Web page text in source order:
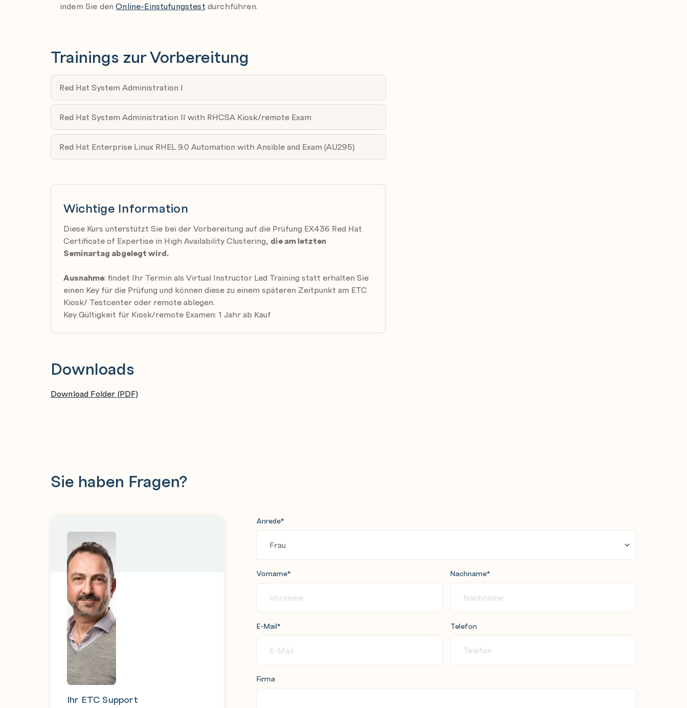
Erweiterte Ressourcenverwaltung
Die Verwendung und Grenzen von Clustern mit zwei Knoten besser verstehen
LVM-Management
Wiederholung von LVM-Kommandos und geclustertem LVM (CLVM)
Global File System 2
Fehlerbehebung besser verstehen
Erstellung, Wartung und Fehlerbehebung
Red Hat Storage
Arbeiten mit Gluster für die Erstellung und Wartung einer Scale-Out Storage-Lösung
Einrichten einer hochverfügbaren Service- und Storage-Lösung
indem Sie denOnline-Einstufungstest durchführen.
Trainings zur Vorbereitung
Red Hat System Administration I
Red Hat System Administration II with RHCSA Kiosk/remote Exam
Red Hat Enterprise Linux RHEL 9.0 Automation with Ansible and Exam (AU295)
Wichtige Information
Diese Kurs unterstützt Sie bei der Vorbereitung auf die Prüfung EX436 Red Hat
Certificate of Expertise in High Availability Clustering, die am letzten
Seminartag abgelegt wird.
Ausnahme: findet Ihr Termin als Virtual Instructor Led Training statt erhalten Sie
einen Key für die Prüfung und können diese zu einem späteren Zeitpunkt am ETC
Kiosk/ Testcenter oder remote ablegen.
Key Gültigkeit für Kiosk/remote Examen: 1 Jahr ab Kauf
Downloads
Download Folder (PDF)
Sie haben Fragen?
Ihr ETC Support
Anrede*
Vorname* Nachname*
E-Mail* Telefon
Firma